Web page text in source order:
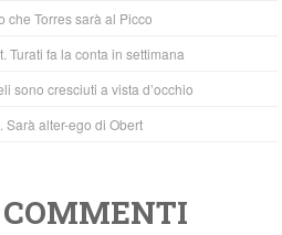
che Torres sarà al Picco
Turati fa la conta in settimana
sono cresciuti a vista d’occhio
Sarà alter-ego di Obert